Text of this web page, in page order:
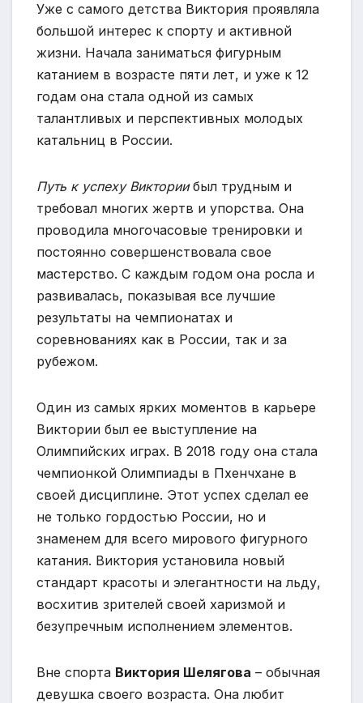
Уже с самого детства Виктория проявляла
большой интерес к спорту и активной
жизни. Начала заниматься фигурным
катанием в возрасте пяти лет, и уже к 12
годам она стала одной из самых
талантливых и перспективных молодых
катальниц в России.
Путь к успеху Викториибыл трудным и
требовал многих жертв и упорства. Она
проводила многочасовые тренировки и
постоянно совершенствовала свое
мастерство. С каждым годом она росла и
развивалась, показывая все лучшие
результаты на чемпионатах и
соревнованиях как в России, так и за
рубежом.
Один из самых ярких моментов в карьере
Виктории был ее выступление на
Олимпийских играх. В 2018 году она стала
чемпионкой Олимпиады в Пхенчхане в
своей дисциплине. Этот успех сделал ее
не только гордостью России, но и
знаменем для всего мирового фигурного
катания. Виктория установила новый
стандарт красоты и элегантности на льду,
восхитив зрителей своей харизмой и
безупречным исполнением элементов.
Вне спорта Виктория Шелягова – обычная
девушка своего возраста. Она любит